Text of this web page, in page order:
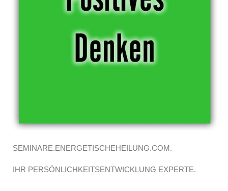
SEMINARE.ENERGETISCHEHEILUNG.COM.
IHR PERSÖNLICHKEITSENTWICKLUNG EXPERTE.